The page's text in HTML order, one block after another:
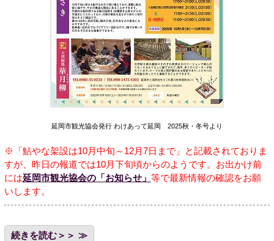
延岡市観光協会発行 わけあって延岡 2025秋・冬号より
※「鮎やな架設は10月中旬～12月7日まで」と記載されておりま
すが、昨日の報道では10月下旬頃からのようです。お出かけ前
には延岡市観光協会の「お知らせ」 等で最新情報の確認をお願
いします。
続きを読む＞＞